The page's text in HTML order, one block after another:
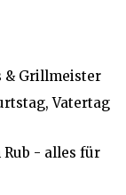
& Grillmeister
Vatertag
Rub - alles für